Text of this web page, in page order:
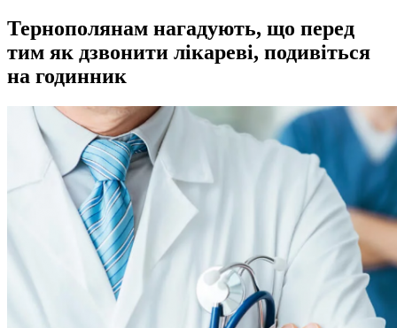
Тернополянам нагадують, що перед
тим як дзвонити лікареві, подивіться
на годинник